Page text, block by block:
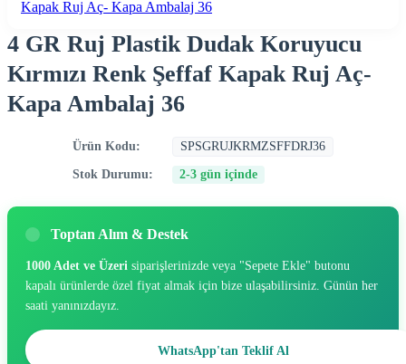
4 GR Ruj Plastik Dudak Koruyucu
Kırmızı Renk Şeffaf Kapak Ruj Aç-
Kapa Ambalaj 36
Ürün Kodu: SPSGRUJKRMZSFFDRJ36
Stok Durumu: 2-3 gün içinde
Toptan Alım & Destek
1000 Adet ve Üzeri siparişlerinizde veya "Sepete Ekle" butonu
kapalı ürünlerde özel fiyat almak için bize ulaşabilirsiniz. Günün her
saati yanınızdayız.
WhatsApp'tan Teklif Al